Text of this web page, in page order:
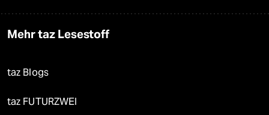
Mehr taz Lesestoff
taz Blogs
taz FUTURZWEI